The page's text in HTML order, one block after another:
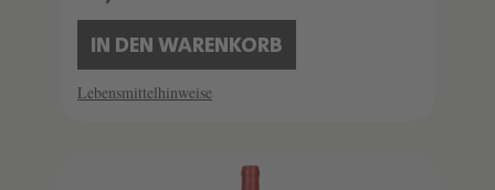
IN DEN WARENKORB
Lebensmittelhinweise